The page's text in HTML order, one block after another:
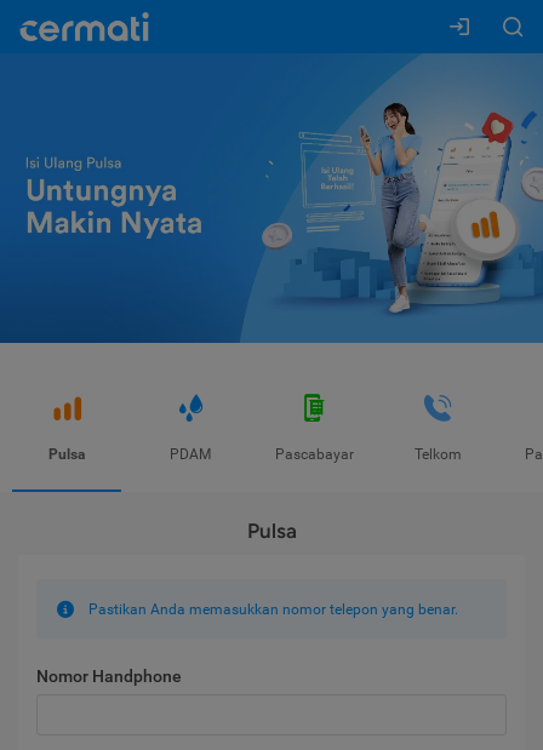
Pulsa PDAM Pascabayar Telkom
Pulsa
Pastikan Anda memasukkan nomor telepon yang benar.
Nomor Handphone